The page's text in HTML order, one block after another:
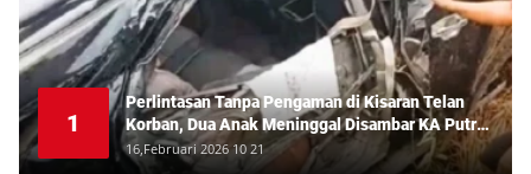
1
Perlintasan Tanpa Pengaman di Kisaran Telan
Korban, Dua Anak Meninggal Disambar KA Putri
Deli
16,Februari 2026 10 21